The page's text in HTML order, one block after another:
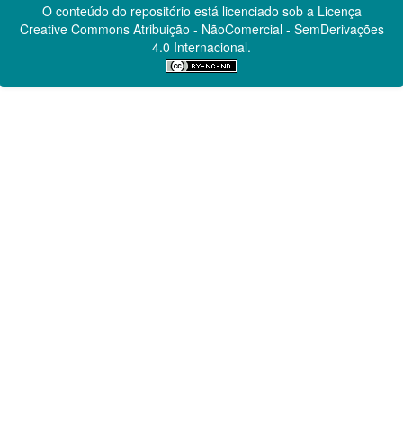
O conteúdo do repositório está licenciado sob a Licença
Creative CommonsAtribuição - NãoComercial - SemDerivações
4.0 Internacional.